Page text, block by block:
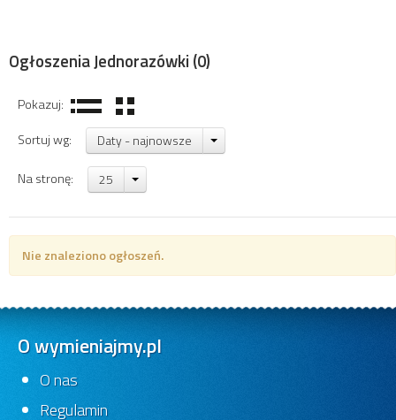
Ogłoszenia Jednorazówki (0)
Pokazuj:
Sortuj wg:
Daty - najnowsze
Na stronę: 25
Nie znaleziono ogłoszeń.
O wymieniajmy.pl
O nas
Regulamin